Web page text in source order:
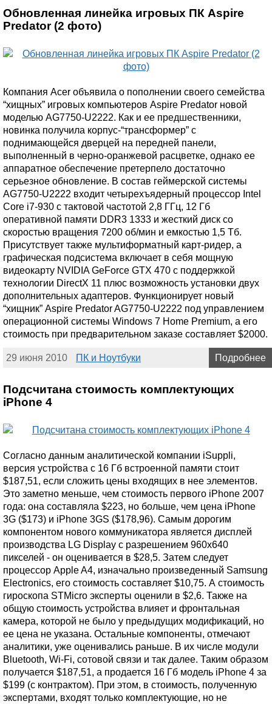
Обновленная линейка игровых ПК Aspire
Predator (2 фото)
Компания Acer объявила о пополнении своего семейства
“хищных” игровых компьютеров Aspire Predator новой
моделью AG7750-U2222. Как и ее предшественники,
новинка получила корпус-“трансформер” с
поднимающейся дверцей на передней панели,
выполненный в черно-оранжевой расцветке, однако ее
аппаратное обеспечение претерпело достаточно
серьезное обновление. В состав геймерской системы
AG7750-U2222 входит четырехъядерный процессор Intel
Core i7-930 с тактовой частотой 2,8 ГГц, 12 Гб
оперативной памяти DDR3 1333 и жесткий диск со
скоростью вращения 7200 об/мин и емкостью 1,5 Тб.
Присутствует также мультиформатный карт-ридер, а
графическая подсистема включает в себя мощную
видеокарту NVIDIA GeForce GTX 470 с поддержкой
технологии DirectX 11 плюс возможность установки двух
дополнительных адаптеров. Функционирует новый
“хищник” Aspire Predator AG7750-U2222 под управлением
операционной системы Windows 7 Home Premium, а его
стоимость при предварительном заказе составляет $2000.
29 июня 2010 ПК и Ноутбуки Подробнее
Подсчитана стоимость комплектующих
iPhone 4
Согласно данным аналитической компании iSuppli,
версия устройства с 16 Гб встроенной памяти стоит
$187,51, если сложить цены входящих в нее элементов.
Это заметно меньше, чем стоимость первого iPhone 2007
года: она составляла $223, но больше, чем цена iPhone
3G ($173) и iPhone 3GS ($178,96). Самым дорогим
компонентом нового коммуникатора является дисплей
производства LG Display с разрешением 960x640
пикселей - он оценивается в $28,5. Затем следует
процессор Apple A4, изначально произведенный Samsung
Electronics, его стоимость составляет $10,75. А стоимость
гироскопа STMicro эксперты оценили в $2,6. Также на
общую стоимость устройства влияет и фронтальная
камера, которой не было у предыдущих модификаций, но
ее цена не указана. Остальные компоненты, отмечают
аналитики, уже оценивались раньше. В их числе модули
Bluetooth, Wi-Fi, сотовой связи и так далее. Таким образом
получается $187,51, а продается 16 Гб модель iPhone 4 за
$199 (с контрактом). При этом, в стоимость, полученную
экспертами, входят только комплектующие, но не